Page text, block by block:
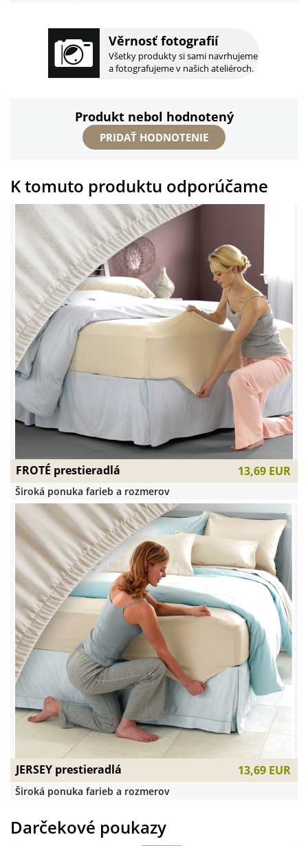
Věrnosť fotografií
Všetky produkty si sami navrhujeme
a fotografujeme v našich ateliéroch.
Produkt nebol hodnotený
PRIDAŤ HODNOTENIE
FROTÉ prestieradlá 13,69 EUR
Široká ponuka farieb a rozmerov
JERSEY prestieradlá 13,69 EUR
Široká ponuka farieb a rozmerov
K tomuto produktu odporúčame
Darčekové poukazy